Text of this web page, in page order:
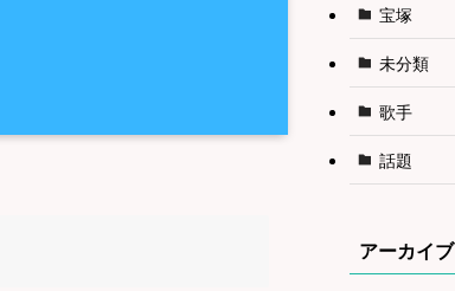
宝塚
未分類
歌手
話題
アーカイブ